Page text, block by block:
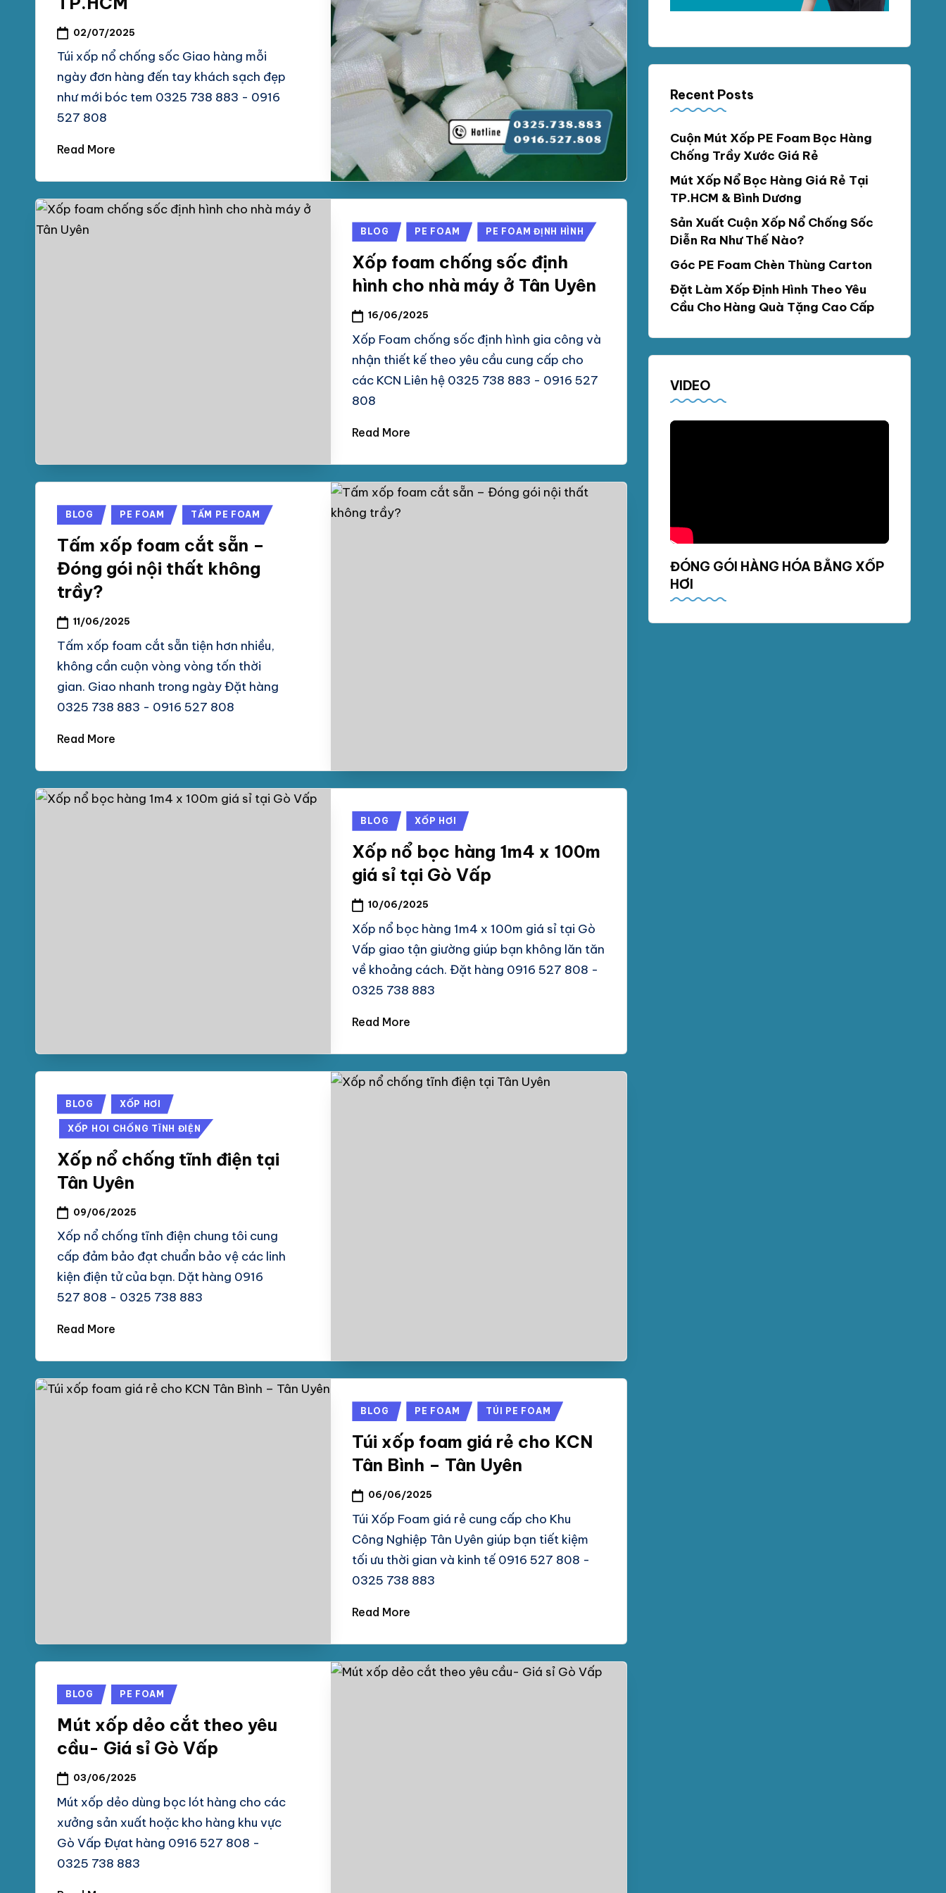
TpHCM,
Bình
Dương
02/07/2025
Túi xốp nổ chống sốc Giao hàng mỗi
ngày đơn hàng đến tay khách sạch đẹp
như mới bóc tem 0325 738 883 - 0916
527 808
Read More
Posted
BLOG PE FOAM PE FOAM ĐỊNH HÌNH
Xốp foam chống sốc định
hình cho nhà máy ở Tân Uyên
16/06/2025
Xốp Foam chống sốc định hình gia công và
nhận thiết kế theo yêu cầu cung cấp cho
các KCN Liên hệ 0325 738 883 - 0916 527
808
Read More
Posted
BLOG PE FOAM TẤM PE FOAM
Tấm xốp foam cắt sẵn –
Đóng gói nội thất không
trầy?
11/06/2025
Tấm xốp foam cắt sẵn tiện hơn nhiều,
không cần cuộn vòng vòng tốn thời
gian. Giao nhanh trong ngày Đặt hàng
0325 738 883 - 0916 527 808
Read More
Posted
BLOG XỐP HƠI
Xốp nổ bọc hàng 1m4 x 100m
giá sỉ tại Gò Vấp
10/06/2025
Xốp nổ bọc hàng 1m4 x 100m giá sỉ tại Gò
Vấp giao tận giường giúp bạn không lăn tăn
về khoảng cách. Đặt hàng 0916 527 808 -
0325 738 883
Read More
Posted
in
BLOG XỐP HƠI
XỐP HOI CHỐNG TĨNH ĐIỆN
Xốp nổ chống tĩnh điện tại
Tân Uyên
09/06/2025
Xốp nổ chống tĩnh điện chung tôi cung
cấp đảm bảo đạt chuẩn bảo vệ các linh
kiện điện tử của bạn. Dặt hàng 0916
527 808 - 0325 738 883
Read More
Posted
BLOG PE FOAM TÚI PE FOAM
Túi xốp foam giá rẻ cho KCN
Tân Bình – Tân Uyên
06/06/2025
Túi Xốp Foam giá rẻ cung cấp cho Khu
Công Nghiệp Tân Uyên giúp bạn tiết kiệm
tối ưu thời gian và kinh tế 0916 527 808 -
0325 738 883
Read More
Posted
BLOG PE FOAM
Mút xốp dẻo cắt theo yêu
cầu- Giá sỉ Gò Vấp
03/06/2025
Mút xốp dẻo dùng bọc lót hàng cho các
xưởng sản xuất hoặc kho hàng khu vực
Gò Vấp Đựat hàng 0916 527 808 -
0325 738 883
Recent Posts
Cuộn Mút Xốp PE Foam Bọc Hàng
Chống Trầy Xước Giá Rẻ
Mút Xốp Nổ Bọc Hàng Giá Rẻ Tại
TP.HCM & Bình Dương
Sản Xuất Cuộn Xốp Nổ Chống Sốc
Diễn Ra Như Thế Nào?
Góc PE Foam Chèn Thùng Carton
Đặt Làm Xốp Định Hình Theo Yêu
Cầu Cho Hàng Quà Tặng Cao Cấp
VIDEO
ĐÓNG GÓI HÀNG HÓA BẰNG XỐP
HƠI